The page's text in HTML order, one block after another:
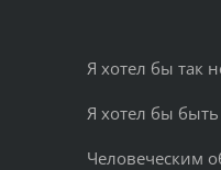
Я хотел бы так
Я хотел бы быть
Человеческим